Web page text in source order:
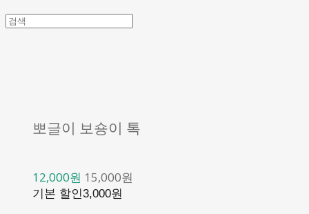
뽀글이 보숑이 톡
12,000원 15,000원
기본 할인3,000원